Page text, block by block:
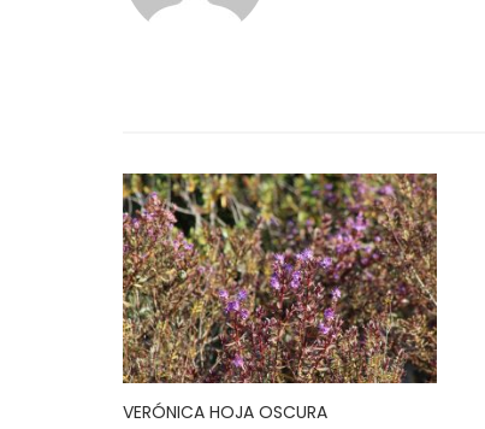
VERÓNICA HOJA OSCURA